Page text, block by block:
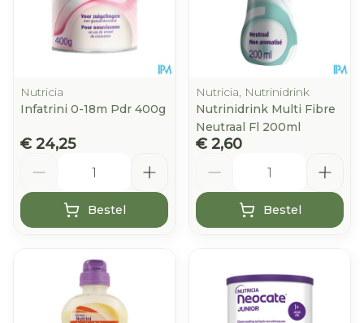
Nutricia
Infatrini 0-18m Pdr 400g
€ 24,25
Bestel
Nutricia, Nutrinidrink
Nutrinidrink Multi Fibre
Neutraal Fl 200ml
€ 2,60
Bestel